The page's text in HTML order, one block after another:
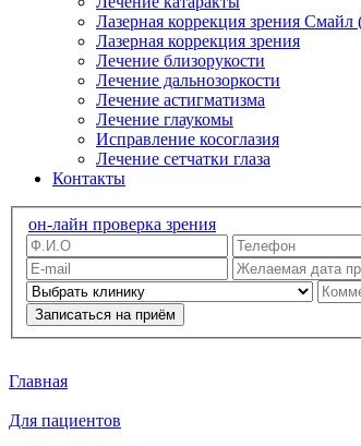
Лазерная коррекция зрения Смайл
Лазерная коррекция зрения
Лечение близорукости
Лечение дальнозоркости
Лечение астигматизма
Лечение глаукомы
Исправление косоглазия
Лечение сетчатки глаза
Контакты
он-лайн проверка зрения
Записаться на приём
Главная
Для пациентов